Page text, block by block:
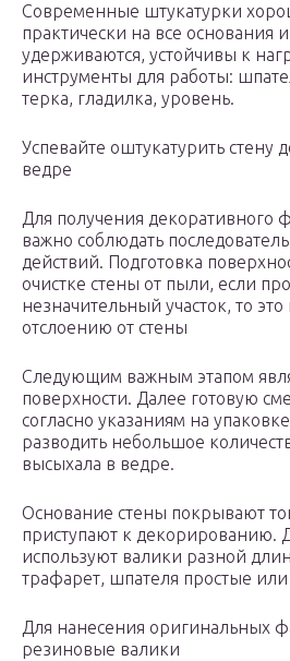
Современные штукатурки
практически на все основания
удерживаются, устойчивы к
инструменты для работы:
терка, гладилка, уровень.
Успевайте оштукатурить стену
ведре
Для получения
важно соблюдать
действий. Подготовка
очистке стены от пыли, если
незначительный участок, то
отслоению от стены
Следующим важным этапом
поверхности. Далее готовую
согласно указаниям на
разводить небольшое
высыхала в ведре.
Основание стены покрывают
приступают к декорированию.
используют валики разной
трафарет, шпателя простые
Для нанесения оригинальных
резиновые валики